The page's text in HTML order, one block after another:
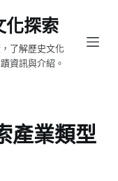
化探索
了解歷史文化
資訊與介紹。
產業類型